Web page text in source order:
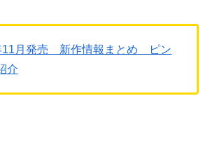
11月発売 新作情報まとめ ピン
介